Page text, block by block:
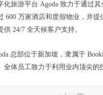
化旅游平台 Agoda 致力于通过
600 万家酒店和度假物业，并提
供 24/7 全天候客户支持。
总部位于新加坡，隶属于
全体员工致力于利用业内顶尖的